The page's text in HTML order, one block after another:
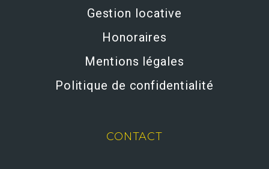
Gestion locative
Honoraires
Mentions légales
Politique de confidentialité
CONTACT